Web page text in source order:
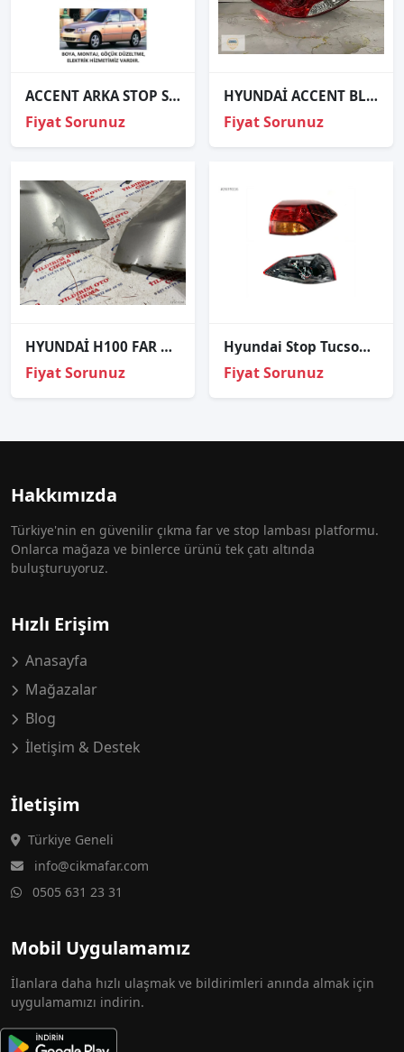
ACCENT ARKA STOP SAĞ SOL 1998 1999 VE ÜZERİ / KAMPANYA
Fiyat Sorunuz
HYUNDAİ ACCENT BLUE SOL STOP ORJİNAL
Fiyat Sorunuz
HYUNDAİ H100 FAR KÖŞE SACI
Fiyat Sorunuz
Hyundai Stop Tucson 18-20 Dış Sağ (Ledsiz)
Fiyat Sorunuz
Hakkımızda
Türkiye'nin en güvenilir çıkma far ve stop lambası platformu.
Onlarca mağaza ve binlerce ürünü tek çatı altında
buluşturuyoruz.
Hızlı Erişim
Anasayfa
Mağazalar
Blog
İletişim & Destek
İletişim
Türkiye Geneli
info@cikmafar.com
0505 631 23 31
Mobil Uygulamamız
İlanlara daha hızlı ulaşmak ve bildirimleri anında almak için
uygulamamızı indirin.